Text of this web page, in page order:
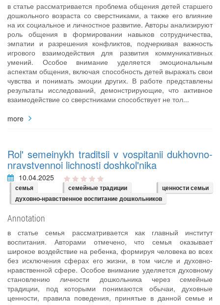
в статье рассматривается проблема общения детей старшего
дошкольного возраста со сверстниками, а также его влияние
на их социальное и личностное развитие. Авторы анализируют
роль общения в формировании навыков сотрудничества,
эмпатии и разрешения конфликтов, подчеркивая важность
игрового взаимодействия для развития коммуникативных
умений. Особое внимание уделяется эмоциональным
аспектам общения, включая способность детей выражать свои
чувства и понимать эмоции других. В работе представлены
результаты исследований, демонстрирующие, что активное
взаимодействие со сверстниками способствует не тол...
more
Rol' semeinykh traditsii v vospitanii dukhovno-
nravstvennoi lichnosti doshkol'nika
10.04.2025
семья семейные традиции
ценности семьи
духовно-нравственное воспитание дошкольников
Annotation
в статье семья рассматривается как главный институт
воспитания. Авторами отмечено, что семья оказывает
широкое воздействие на ребенка, формируя человека во всех
без исключения сферах его жизни, в том числе и духовно-
нравственной сфере. Особое внимание уделяется духовному
становлению личности дошкольника через семейные
традиции, под которыми понимаются обычаи, духовные
ценности, правила поведения, принятые в данной семье и